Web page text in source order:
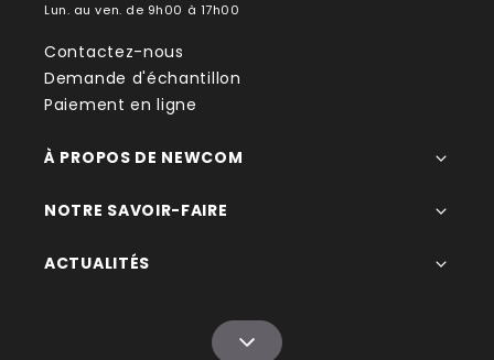
Lun. au ven. de 9h00 à 17h00
Contactez-nous
Demande d'échantillon
Paiement en ligne
À PROPOS DE NEWCOM
NOTRE SAVOIR-FAIRE
ACTUALITÉS